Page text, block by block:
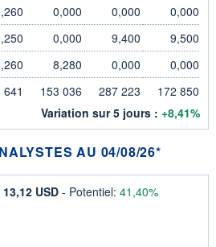
0,000 0,000 0,000
0,000 9,400 9,500
8,280 0,000 0,000
641 153 036 287 223
172 850
Variation sur 5 jours : +8,41%
AU 04/08/26*
13,12 USD - Potentiel: 41,40%